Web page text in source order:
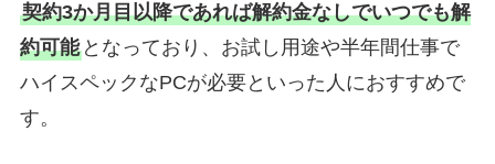
契約3か月目以降であれば解約金なしでいつでも解
約可能となっており、お試し用途や半年間仕事で
ハイスペックなPCが必要といった人におすすめで
す。